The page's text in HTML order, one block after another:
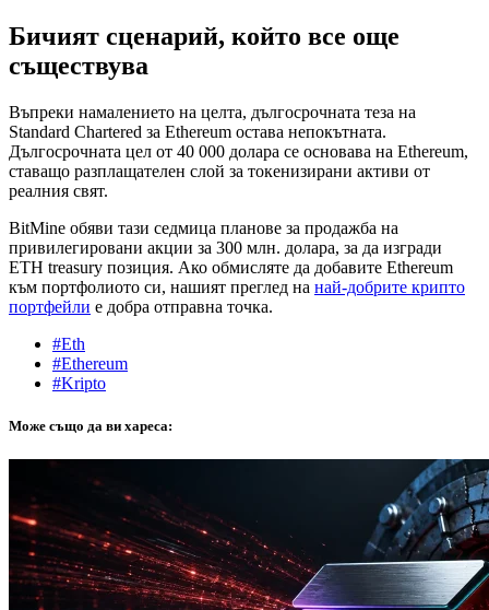
Бичият сценарий, който все още
съществува
Въпреки намалението на целта, дългосрочната теза на
Standard Chartered за Ethereum остава непокътната.
Дългосрочната цел от 40 000 долара се основава на Ethereum,
ставащо разплащателен слой за токенизирани активи от
реалния свят.
BitMine обяви тази седмица планове за продажба на
привилегировани акции за 300 млн. долара, за да изгради
ETH treasury позиция. Ако обмисляте да добавите Ethereum
към портфолиото си, нашият преглед на най-добрите крипто
портфейли е добра отправна точка.
#Eth
#Ethereum
#Kripto
Може също да ви хареса: